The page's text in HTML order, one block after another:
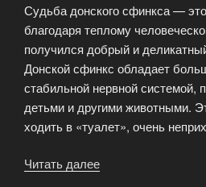
Судьба донского сфинкса —
благодаря теплому
получился добрый и
Донской сфинкс обладает
стабильной нервной системой,
детьми и другими животными.
ходить в «туалет», очень
Читать далее